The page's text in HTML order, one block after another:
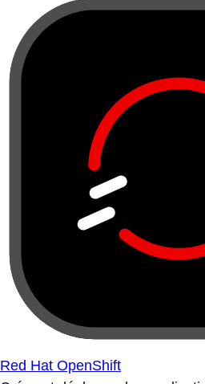
Red Hat OpenShift